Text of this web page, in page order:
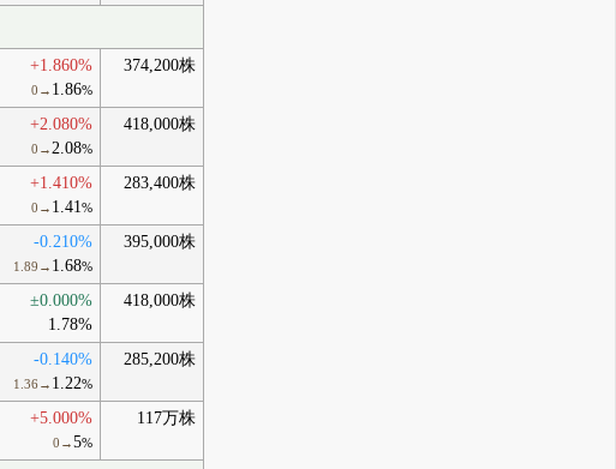
+1.860%
0→ 1.86%
374,200株
+2.080%
0→2.08%
418,000株
+1.410%
0→ 1.41%
283,400株
-0.210%
1.89→ 1.68%
395,000株
±0.000%
1.78%
418,000株
-0.140%
1.36→ 1.22%
285,200株
+5.000%
0→5%
117万株